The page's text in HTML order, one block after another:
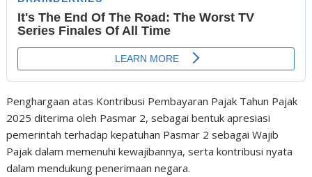
Penghargaan atas Kontribusi Pembayaran Pajak Tahun Pajak
2025 diterima oleh Pasmar 2, sebagai bentuk apresiasi
pemerintah terhadap kepatuhan Pasmar 2 sebagai Wajib
Pajak dalam memenuhi kewajibannya, serta kontribusi nyata
dalam mendukung penerimaan negara.